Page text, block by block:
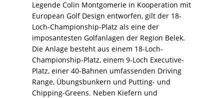
Legende Colin Montgomerie in Kooperation mit
European Golf Design entworfen, gilt der 18-
Loch-Championship-Platz als eine der
imposantesten Golfanlagen der Region Belek.
Die Anlage besteht aus einem 18-Loch-
Championship-Platz, einem 9-Loch Executive-
Platz, einer 40-Bahnen umfassenden Driving
Range, Übungsbunkern und Putting- und
Chipping-Greens. Neben Kiefern und